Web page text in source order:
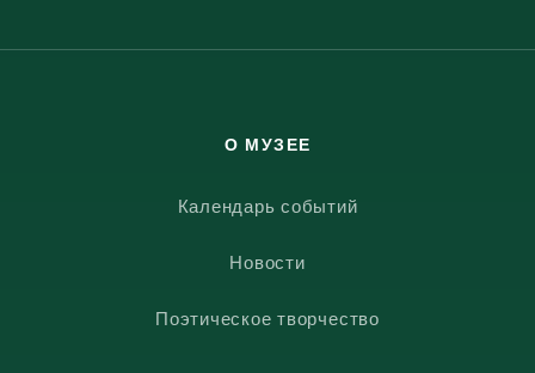
О МУЗЕЕ
Календарь событий
Новости
Поэтическое творчество